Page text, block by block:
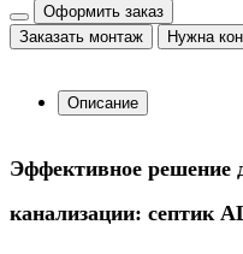
Оформить заказ
Заказать монтаж
Нужна
Описание
Эффективное решение
канализации: септик